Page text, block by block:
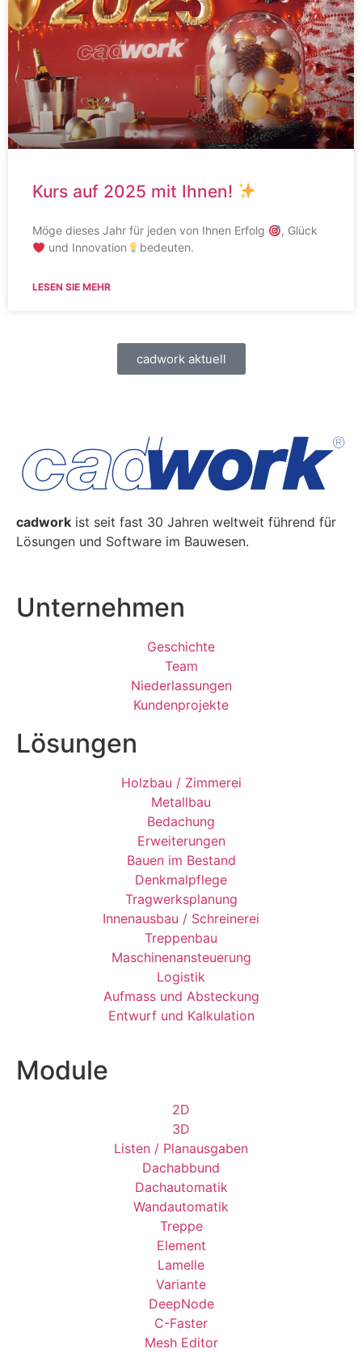
Kurs auf 2025 mit Ihnen!
Möge dieses Jahr für jeden von Ihnen Erfolg
, Glück
und Innovation
bedeuten.
LESEN SIE MEHR
cadwork aktuell
cadwork ist seit fast 30 Jahren weltweit führend für
Lösungen und Software im Bauwesen.
Unternehmen
Geschichte
Team
Niederlassungen
Kundenprojekte
Lösungen
Holzbau / Zimmerei
Metallbau
Bedachung
Erweiterungen
Bauen im Bestand
Denkmalpflege
Tragwerksplanung
Innenausbau / Schreinerei
Treppenbau
Maschinenansteuerung
Logistik
Aufmass und Absteckung
Entwurf und Kalkulation
Module
2D
3D
Listen / Planausgaben
Dachabbund
Dachautomatik
Wandautomatik
Treppe
Element
Lamelle
Variante
DeepNode
C-Faster
Mesh Editor